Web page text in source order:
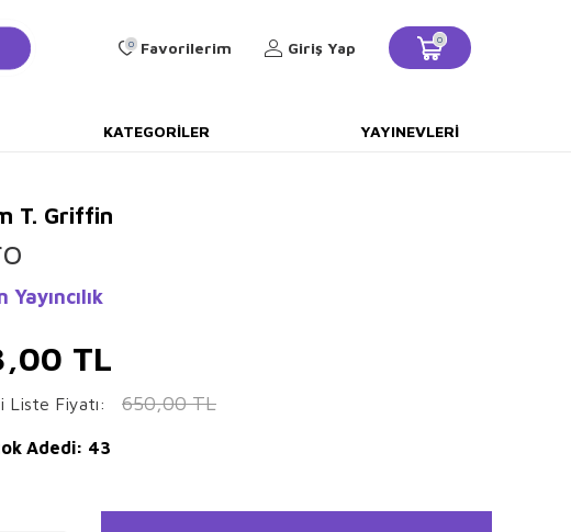
0 Favorilerim Giriş Yap 0
KATEGORILER YAYINEVLERI
T. Griffin
Yayıncılık
TL
Liste Fiyatı: 650,00TL
Adedi: 43